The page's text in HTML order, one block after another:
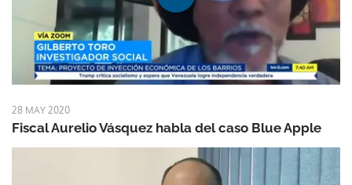
28 MAY 2020
Fiscal Aurelio Vásquez habla del caso Blue Apple